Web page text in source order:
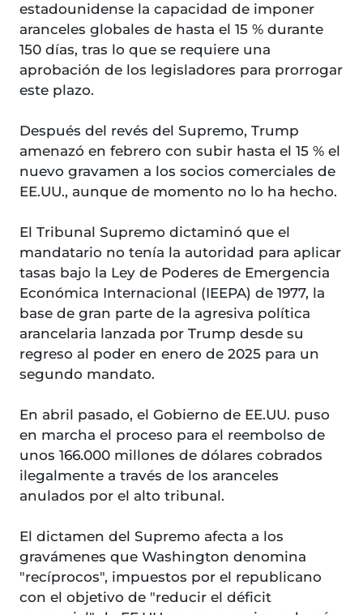
estadounidense la capacidad de imponer
aranceles globales de hasta el 15 % durante
150 días, tras lo que se requiere una
aprobación de los legisladores para prorrogar
este plazo.
Después del revés del Supremo, Trump
amenazó en febrero con subir hasta el 15 % el
nuevo gravamen a los socios comerciales de
EE.UU., aunque de momento no lo ha hecho.
El Tribunal Supremo dictaminó que el
mandatario no tenía la autoridad para aplicar
tasas bajo la Ley de Poderes de Emergencia
Económica Internacional (IEEPA) de 1977, la
base de gran parte de la agresiva política
arancelaria lanzada por Trump desde su
regreso al poder en enero de 2025 para un
segundo mandato.
En abril pasado, el Gobierno de EE.UU. puso
en marcha el proceso para el reembolso de
unos 166.000 millones de dólares cobrados
ilegalmente a través de los aranceles
anulados por el alto tribunal.
El dictamen del Supremo afecta a los
gravámenes que Washington denomina
"recíprocos", impuestos por el republicano
con el objetivo de "reducir el déficit